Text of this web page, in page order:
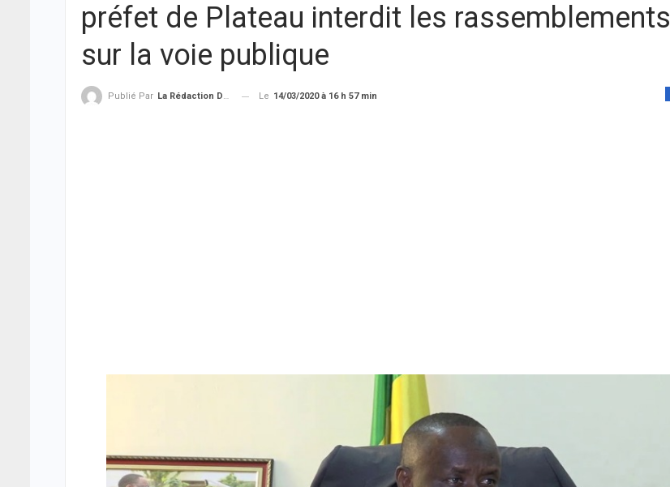
préfet de Plateau interdit les rassemblements
sur la voie publique
Publié Par La Rédaction De THIEYSENEGAL.com Le 14/03/2020 à 16 h 57 min